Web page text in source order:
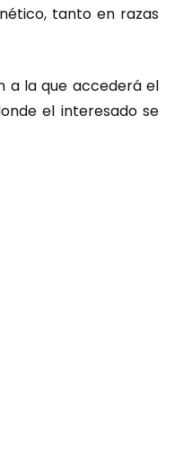
tanto en razas
a la que accederá el
el interesado se